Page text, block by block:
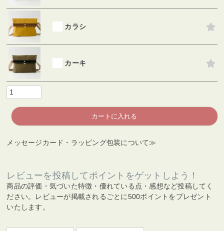
カラシ
カーキ
カートに入れる
メッセージカード・ラッピング包装について≫
レビューを投稿してポイントをゲットしよう！
商品の評価・気づいた特徴・優れている点・感想など投稿してく
ださい。レビューが掲載されるごとに500ポイントをプレゼント
いたします。